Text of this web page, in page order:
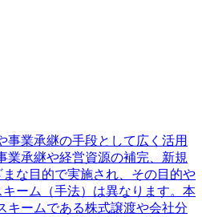
業承継の手段として広く活用
業承継や経営資源の補完、新規
な目的で実施され、その目的や
ーム（手法）は異なります。本
キームである株式譲渡や会社分